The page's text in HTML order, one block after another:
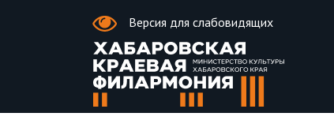
Версия для слабовидящих